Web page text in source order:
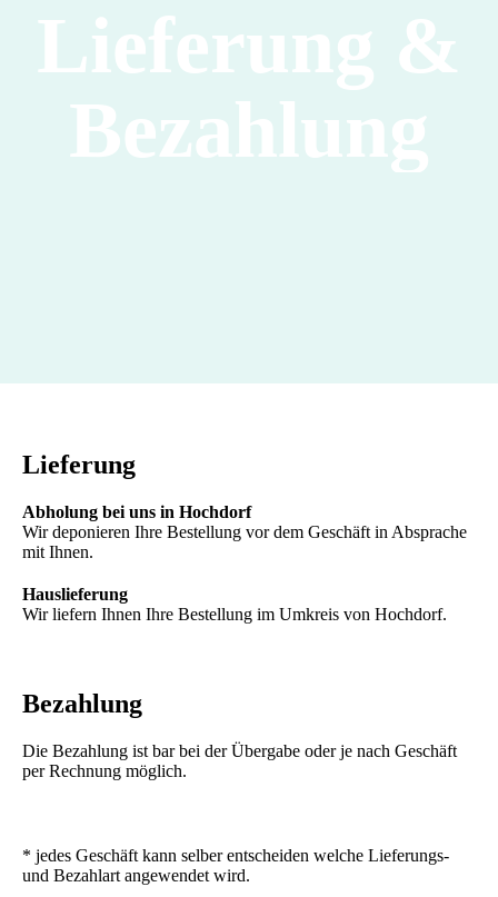
Lieferung &
Bezahlung
Lieferung
Abholung bei uns in Hochdorf
Wir deponieren Ihre Bestellung vor dem Geschäft in Absprache
mit Ihnen.
Hauslieferung
Wir liefern Ihnen Ihre Bestellung im Umkreis von Hochdorf.
Bezahlung
Die Bezahlung ist bar bei der Übergabe oder je nach Geschäft
per Rechnung möglich.
* jedes Geschäft kann selber entscheiden welche Lieferungs-
und Bezahlart angewendet wird.